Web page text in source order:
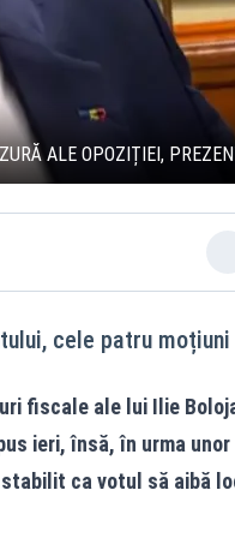
ALE OPOZIȚIEI,
cele patru moțiuni
fiscale ale lui Ilie
ieri, însă, în urma
ca votul să aibă